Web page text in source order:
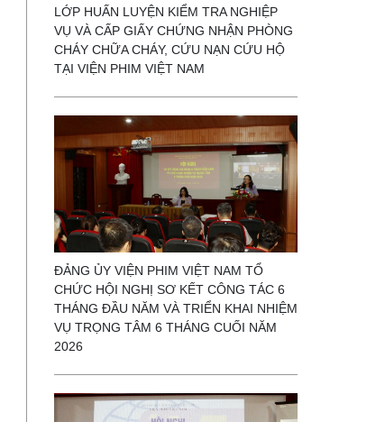
LỚP HUẤN LUYỆN KIỂM TRA NGHIỆP
VỤ VÀ CẤP GIẤY CHỨNG NHẬN PHÒNG
CHÁY CHỮA CHÁY, CỨU NẠN CỨU HỘ
TẠI VIỆN PHIM VIỆT NAM
ĐẢNG ỦY VIỆN PHIM VIỆT NAM TỔ
CHỨC HỘI NGHỊ SƠ KẾT CÔNG TÁC 6
THÁNG ĐẦU NĂM VÀ TRIỂN KHAI NHIỆM
VỤ TRỌNG TÂM 6 THÁNG CUỐI NĂM
2026